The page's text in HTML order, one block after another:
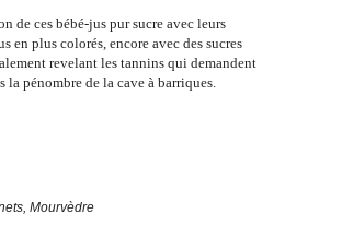
de ces bébé-jus pur sucre avec leurs
en plus colorés, encore avec des sucres
revelant les tannins qui demandent
pénombre de la cave à barriques.
Mourvèdre